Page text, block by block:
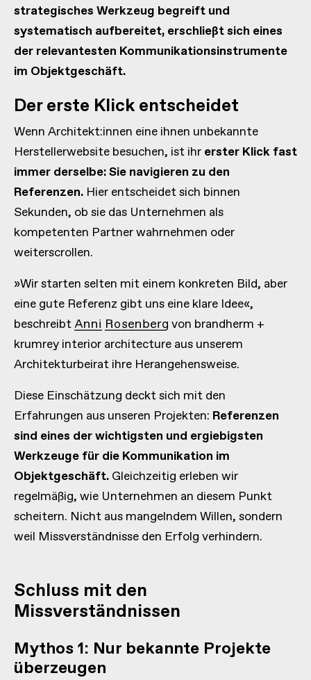
strategisches Werkzeug begreift und
systematisch aufbereitet, erschließt sich eines
der relevantesten Kommunikationsinstrumente
im Objektgeschäft.
Der erste Klick entscheidet
Wenn Architekt:innen eine ihnen unbekannte
Herstellerwebsite besuchen, ist ihr erster Klick fast
immer derselbe: Sie navigieren zu den
Referenzen. Hier entscheidet sich binnen
Sekunden, ob sie das Unternehmen als
kompetenten Partner wahrnehmen oder
weiterscrollen.
»Wir starten selten mit einem konkreten Bild, aber
eine gute Referenz gibt uns eine klare Idee«,
beschreibtAnni Rosenberg von brandherm +
krumrey interior architecture aus unserem
Architekturbeirat ihre Herangehensweise.
Diese Einschätzung deckt sich mit den
Erfahrungen aus unseren Projekten: Referenzen
sind eines der wichtigsten und ergiebigsten
Werkzeuge für die Kommunikation im
Objektgeschäft. Gleichzeitig erleben wir
regelmäßig, wie Unternehmen an diesem Punkt
scheitern. Nicht aus mangelndem Willen, sondern
weil Missverständnisse den Erfolg verhindern.
Schluss mit den
Missverständnissen
Mythos 1: Nur bekannte Projekte
überzeugen